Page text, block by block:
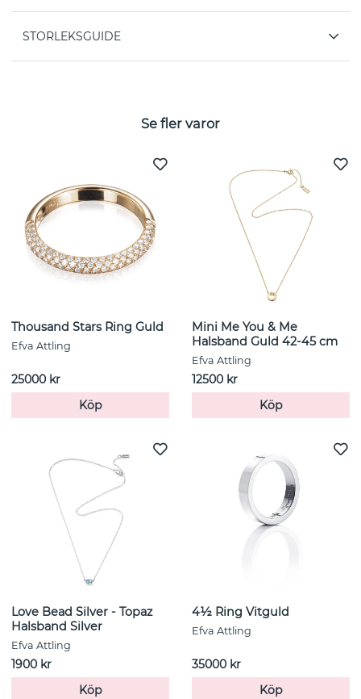
STORLEKSGUIDE
Se fler varor
Thousand Stars Ring Guld
Efva Attling
25000 kr
Köp
Mini Me You & Me
Halsband Guld 42-45 cm
Efva Attling
12500 kr
Köp
Love Bead Silver - Topaz
Halsband Silver
Efva Attling
1900 kr
Köp
4½ Ring Vitguld
Efva Attling
35000 kr
Köp